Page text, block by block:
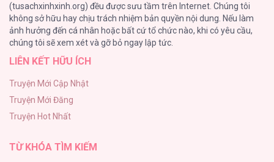
TUYỂN TẬP: TRAI CÓ LỒN
92
Kiếp Này Ta Sẽ Trở Thành Gia Chủ
Vết Tích Của Ánh Dương
89
(tusachxinhxinh.org) đều được sưu tầm trên Internet. Chúng tôi
không sở hữu hay chịu trách nhiệm bản quyền nội dung. Nếu làm
ảnh hưởng đến cá nhân hoặc bất cứ tổ chức nào, khi có yêu cầu,
chúng tôi sẽ xem xét và gỡ bỏ ngay lập tức.
LIÊN KẾT HỮU ÍCH
Truyện Mới Cập Nhật
Truyện Mới Đăng
Truyện Hot Nhất
TỪ KHÓA TÌM KIẾM